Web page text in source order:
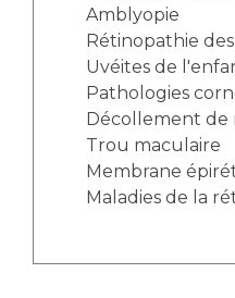
Amblyopie
Rétinopathie
Uvéites de
Pathologies
Décollement de
Trou maculaire
Membrane
Maladies de la